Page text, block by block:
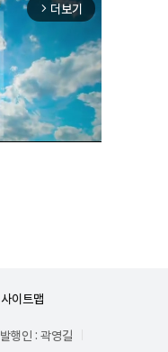
arrow_forward_ios 더보기
사이트맵
행인 : 곽영길